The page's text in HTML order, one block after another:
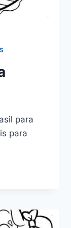
para
para